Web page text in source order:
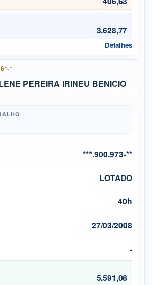
3.628,77
Detalhes
*
PEREIRA IRINEU BENICIO
***.900.973-**
LOTADO
40h
27/03/2008
-
5.591,08